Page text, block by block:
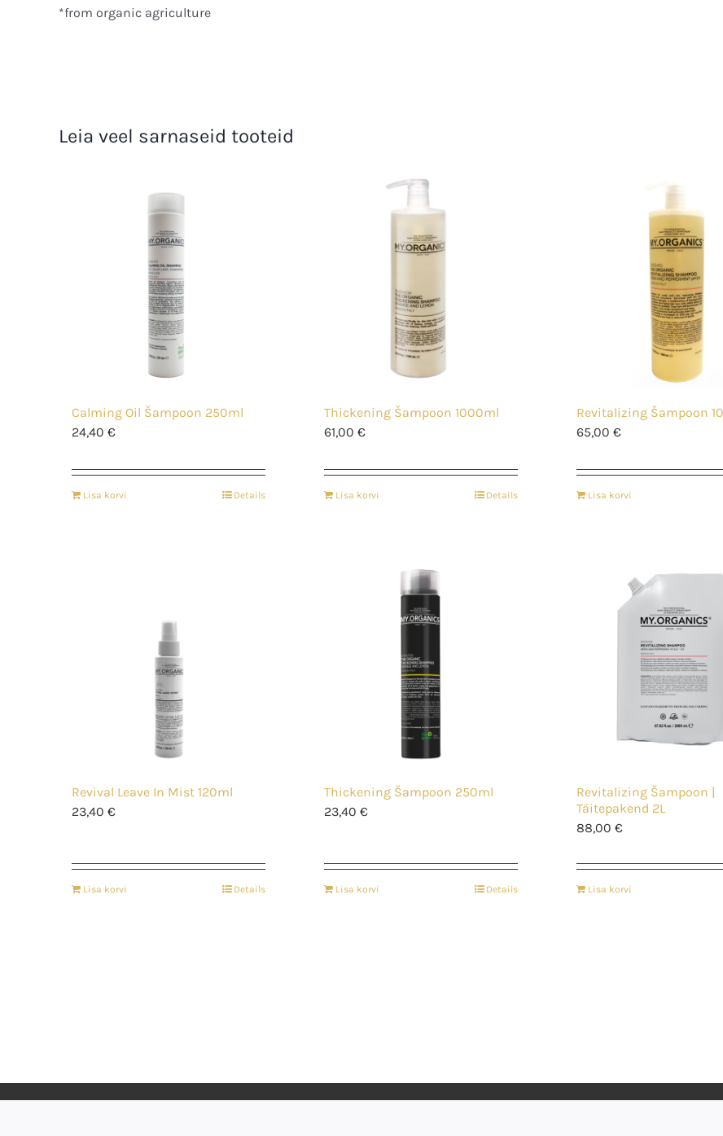
*from organic agriculture
Leia veel sarnaseid tooteid
Calming Oil Šampoon 250ml
24,40 €
Lisa korvi Details
Thickening Šampoon 1000ml
61,00 €
Lisa korvi Details
Revitalizing Šampoon
65,00 €
Lisa korvi
Revival Leave In Mist 120ml
23,40 €
Lisa korvi Details
Thickening Šampoon 250ml
23,40 €
Lisa korvi Details
Revitalizing Šampoon |
Täitepakend 2L
88,00 €
Lisa korvi